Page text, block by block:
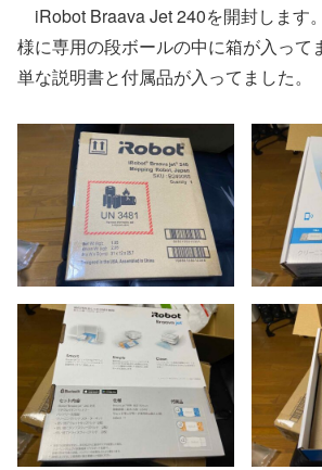
iRobot Braava Jet 240を開封します
様に専用の段ボールの中に箱が入って
単な説明書と付属品が入ってました。